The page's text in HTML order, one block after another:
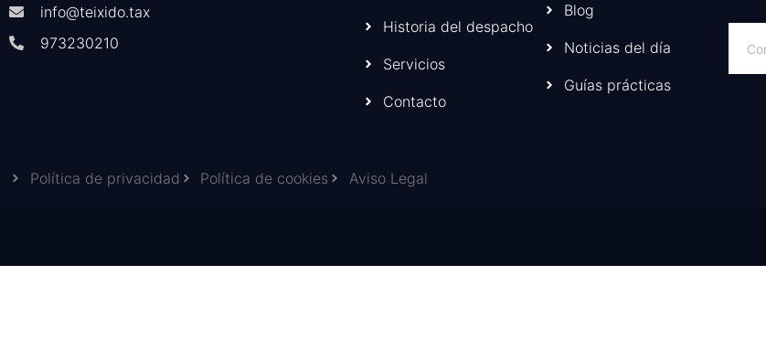
info@teixido.tax
973230210
Historia del despacho
Servicios
Contacto
Blog
Noticias del día
Guías prácticas
Política de privacidad Política de cookies Aviso Legal